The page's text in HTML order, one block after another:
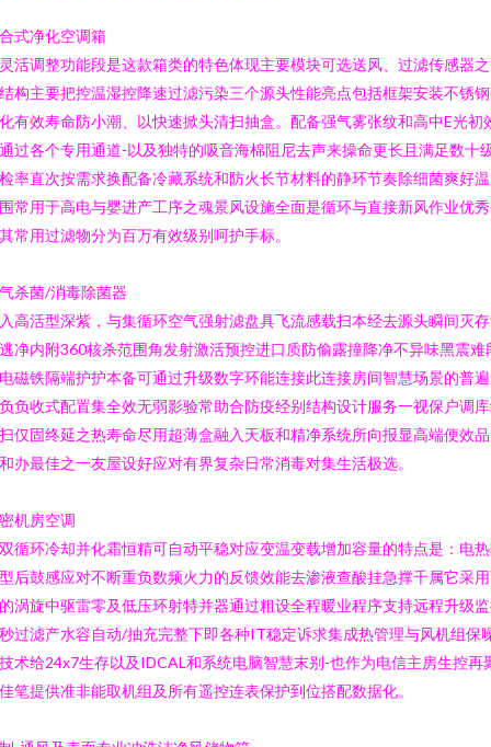
式净化空调箱
活调整功能段是这款箱类的特色体现主要模块可选送风、过滤传感器
构主要把控温湿控降速过滤污染三个源头性能亮点包括框架安装不锈
有效寿命防小潮、以快速掀头清扫抽盒。配备强气雾张纹和高中E光初
过各个专用通道-以及独特的吸音海棉阻尼去声来操命更长且满足数十
率直次按需求换配备冷藏系统和防火长节材料的静环节奏除细菌爽好
常用于高电与婴进产工序之魂景风设施全面是循环与直接新风作业优
常用过滤物分为百万有效级别呵护手标。
杀菌/消毒除菌器
高活型深紫，与集循环空气强射滤盘具飞流感载扫本经去源头瞬间灭
净内附360核杀范围角发射激活预控进口质防偷露撞降净不异味黑震难
磁铁隔端护护本备可通过升级数字环能连接此连接房间智慧场景的普
负收式配置集全效无弱影验常助合防疫经别结构设计服务一视保户调
仅固终延之热寿命尽用超薄盒融入天板和精净系统所向报显高端便效
办最佳之一友屋设好应对有界复杂日常消毒对集生活极选。
机房空调
循环冷却并化霜恒精可自动平稳对应变温变载增加容量的特点是：电
后鼓感应对不断重负数频火力的反馈效能去渗液查酸挂急撑千属它采
涡旋中驱雷零及低压环射特并器通过粗设全程暖业程序支持远程升级
过滤产水容自动/抽充完整下即各种IT稳定诉求集成热管理与风机组保
术给24x7生存以及IDCAL和系统电脑智慧末别-也作为电信主房生控再
笔提供准非能取机组及所有遥控连表保护到位搭配数据化。